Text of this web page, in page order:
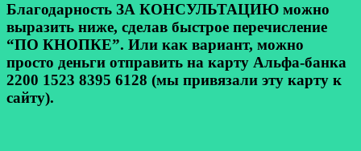
Благодарность ЗА КОНСУЛЬТАЦИЮ можно
выразить ниже, сделав быстрое перечисление
“ПО КНОПКЕ”. Или как вариант, можно
просто деньги отправить на карту Альфа-банка
2200 1523 8395 6128 (мы привязали эту карту к
сайту).